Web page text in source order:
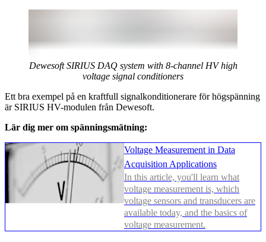
Dewesoft SIRIUS DAQ system with 8-channel HV high
voltage signal conditioners
Ett bra exempel på en kraftfull signalkonditionerare för högspänning
är SIRIUS HV-modulen från Dewesoft.
Lär dig mer om spänningsmätning:
Voltage Measurement in Data
Acquisition Applications
In this article, you'll learn what
voltage measurement is, which
voltage sensors and transducers are
available today, and the basics of
voltage measurement.